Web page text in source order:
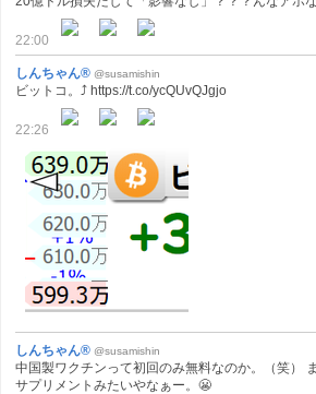
22:00
しんちゃん® @susamishin
ビットコ。⤴ https://t.co/ycQUvQJgjo
22:26
しんちゃん® @susamishin
中国製ワクチンって初回のみ無料なのか。（笑）
サプリメントみたいやなぁー。😬